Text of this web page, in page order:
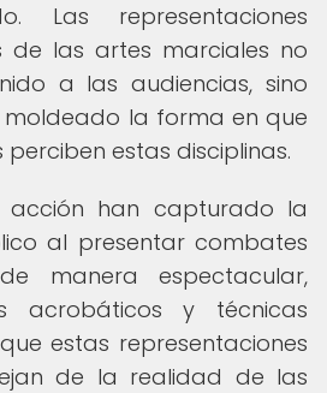
Las representaciones
de las artes marciales no
a las audiencias, sino
la forma en que
estas disciplinas.
acción han capturado la
al presentar combates
manera espectacular,
acrobáticos y técnicas
estas representaciones
de la realidad de las